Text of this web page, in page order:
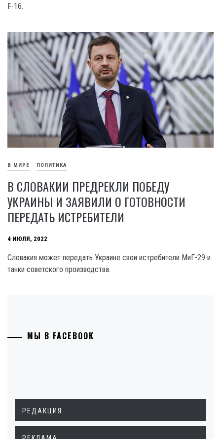
F-16.
В МИРЕ ПОЛИТИКА
В СЛОВАКИИ ПРЕДРЕКЛИ ПОБЕДУ
УКРАИНЫ И ЗАЯВИЛИ О ГОТОВНОСТИ
ПЕРЕДАТЬ ИСТРЕБИТЕЛИ
4 ИЮЛЯ, 2022
Словакия может передать Украине свои истребители МиГ-29 и
танки советского производства.
МЫ В FACEBOOK
РЕДАКЦИЯ